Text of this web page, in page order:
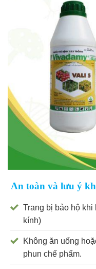
An toàn và lưu ý
Trang bị bảo hộ khi
kính)
Không ăn uống
phun chế phẩm.